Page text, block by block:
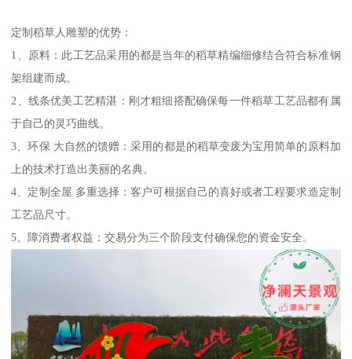
定制稻草人雕塑的优势：
1、原料：此工艺品采用的都是当年的稻草精编细修结合符合标准钢
架组建而成。
2、线条优美工艺精湛：刚才粗细搭配确保每一件稻草工艺品都有属
于自己的灵巧曲线。
3、环保 大自然的馈赠：采用的都是的稻草变废为宝用简单的原料加
上的技术打造出美丽的名典。
4、定制全屋 多重选择：客户可根据自己的喜好或者工程要求造定制
工艺品尺寸。
5、障消费者权益：交易分为三个阶段支付确保您的资金安全。